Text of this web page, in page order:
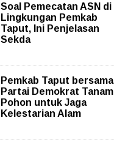
Soal Pemecatan ASN di
Lingkungan Pemkab
Taput, Ini Penjelasan
Sekda
Pemkab Taput bersama
Partai Demokrat Tanam
Pohon untuk Jaga
Kelestarian Alam